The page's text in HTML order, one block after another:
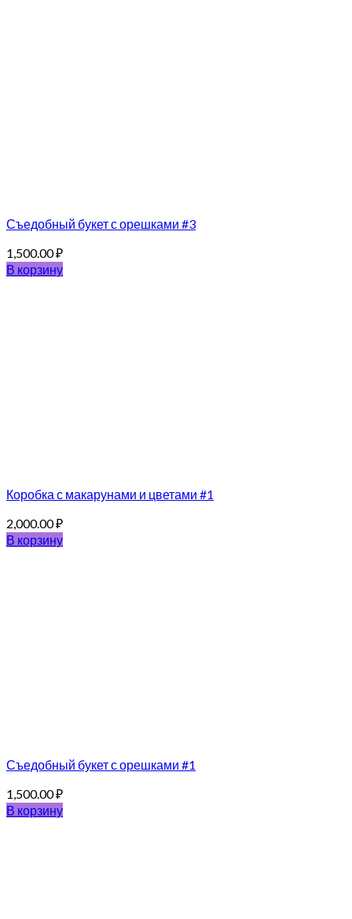
Съедобный букет с орешками #3
1,500.00₽
В корзину
Коробка с макарунами и цветами #1
2,000.00₽
В корзину
Съедобный букет с орешками #1
1,500.00₽
В корзину